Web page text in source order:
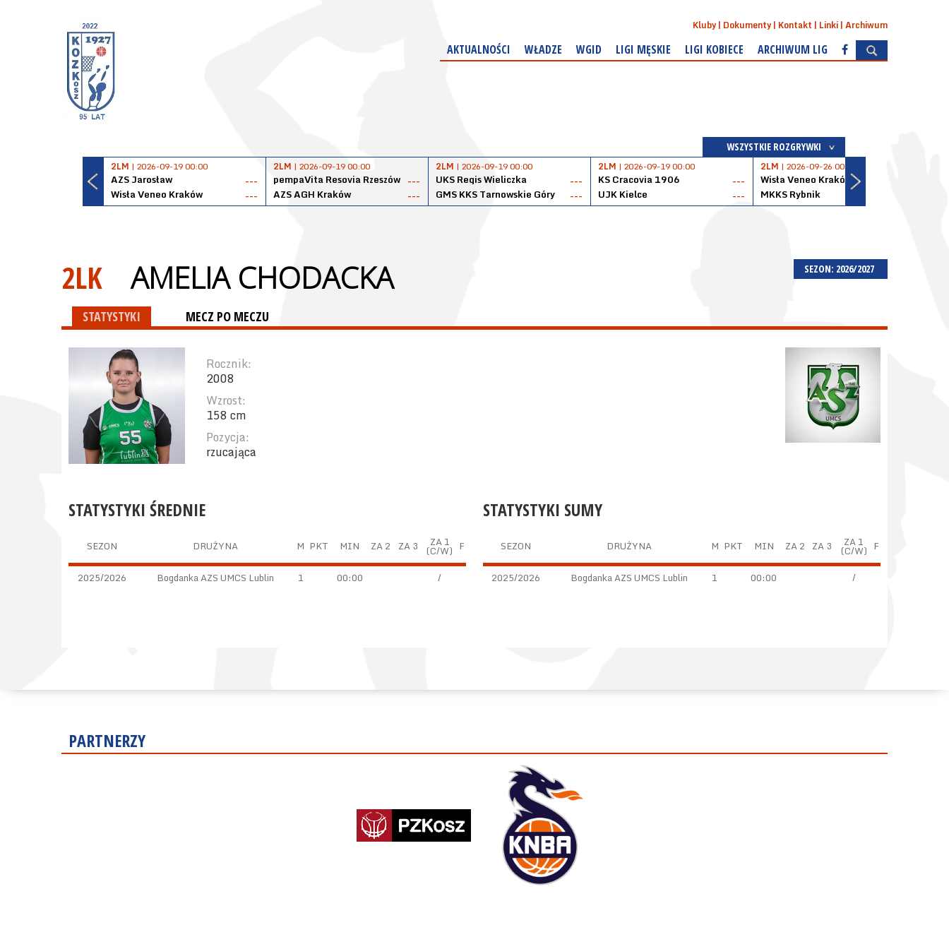
Kluby Dokumenty Kontakt Linki Archiwum
AKTUALNOŚCI WŁADZE WGID LIGI MĘSKIE LIGI KOBIECE ARCHIWUM LIG
WSZYSTKIE ROZGRYWKI
2LM | 2026-09-19 00:00
AZS Jarosław
---
Wisła Veneo Kraków
---
2LM | 2026-09-19 00:00
pempaVita Resovia Rzeszów ---
AZS AGH Kraków
---
2LM | 2026-09-19 00:00
UKS Regis Wieliczka
---
GMS KKS Tarnowskie Góry
---
2LM | 2026-09-19 00:00
KS Cracovia 1906
---
UJK Kielce
---
2LM | 2026-09-26 00:00
Wisła Veneo Kraków
MKKS Rybnik
SEZON: 2026/2027
2LK AMELIA CHODACKA
STATYSTYKI MECZ PO MECZU
Rocznik:
2008
Wzrost:
158 cm
Pozycja:
rzucająca
STATYSTYKI SUMY
SEZON DRUŻYNA M PKT MIN ZA 2 ZA 3 ZA 1
(C/W) F
2025/2026 Bogdanka AZS UMCS Lublin 1 00:00 /
STATYSTYKI ŚREDNIE
SEZON DRUŻYNA M PKT MIN ZA 2 ZA 3 ZA 1
(C/W) F
2025/2026 Bogdanka AZS UMCS Lublin 1 00:00 /
PARTNERZY